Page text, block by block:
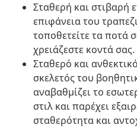
Σταθερή και στιβαρή
επιφάνεια του
τοποθετείτε τα ποτά
χρειάζεστε κοντά σας.
Σταθερό και
σκελετός του
αναβαθμίζει το
στιλ και παρέχει
σταθερότητα και